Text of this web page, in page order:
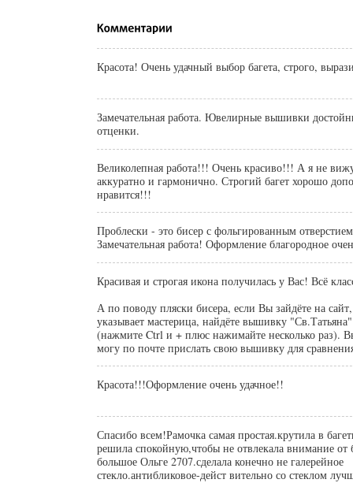
Красота! Очень удачный выбор багета, строго,
Замечательная работа. Ювелирные вышивки
отценки.
Великолепная работа!!! Очень красиво!!! А я не вижу проблесков. Всё
аккуратно и гармонично. Строгий багет хорошо дополняет образ. Мне
нравится!!!
Проблески - это бисер с фольгированным
Замечательная работа! Оформление благородное
Красивая и строгая икона получилась у Вас! Всё
А по поводу пляски бисера, если Вы зайдёте на
указывает мастерица, найдёте вышивку
(нажмите Ctrl и + плюс нажимайте несколько раз).
могу по почте прислать свою вышивку для
Красота!!!Оформление очень удачное!!
Спасибо всем!Рамочка самая простая.крутила в
решила спокойную,чтобы не отвлекала внимание от
большое Ольге 2707.сделала конечно не галерейное
стекло.антибликовое-дейст вительно со стеклом